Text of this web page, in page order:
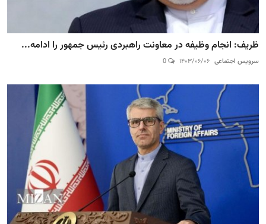
ظریف: انجام وظیفه در معاونت راهبردی رئیس جمهور را ادامه...
سرویس اجتماعی ۱۴۰۳/۰۶/۰۶